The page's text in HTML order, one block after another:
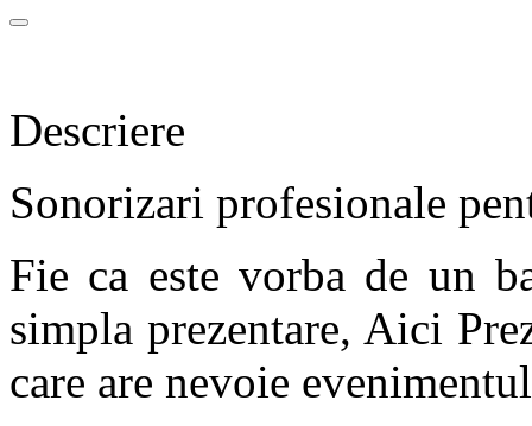
Descriere
Sonorizari profesionale
Fie ca este vorba de un
simpla prezentare, Aici
care are nevoie